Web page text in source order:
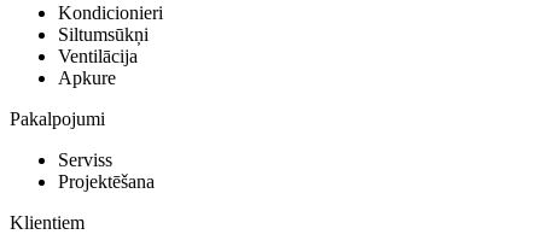
Kondicionieri
Siltumsūkņi
Ventilācija
Apkure
Pakalpojumi
Serviss
Projektēšana
Klientiem